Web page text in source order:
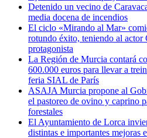
Detenido un vecino de
media docena de incendios
El ciclo «Mirando al Mar»
rotundo éxito, teniendo al
protagonista
La Región de Murcia contará
600.000 euros para llevar a
feria SIAL de París
ASAJA Murcia propone al
el pastoreo de ovino y caprino
forestales
El Ayuntamiento de Lorca
distintas e importantes mejoras